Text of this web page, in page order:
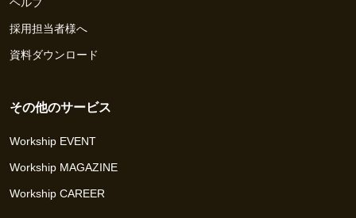
採用担当者様へ
資料ダウンロード
その他のサービス
Workship EVENT
Workship MAGAZINE
Workship CAREER